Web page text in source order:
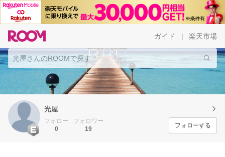
ガイド 楽天市場
光屋
フォロー
0
フォロワー
19
フォローする